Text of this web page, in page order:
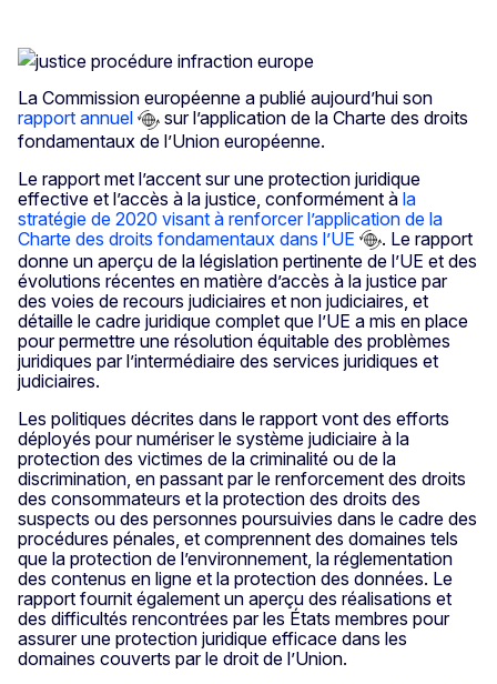
La Commission européenne a publié aujourd’hui son
rapport annuel
sur l’application de la Charte des droits
fondamentaux de l’Union européenne.
Le rapport met l’accent sur une protection juridique
effective et l’accès à la justice, conformément à la
stratégie de 2020 visant à renforcer l’application de la
Charte des droits fondamentaux dans l’UE
. Le rapport
donne un aperçu de la législation pertinente de l’UE et des
évolutions récentes en matière d’accès à la justice par
des voies de recours judiciaires et non judiciaires, et
détaille le cadre juridique complet que l’UE a mis en place
pour permettre une résolution équitable des problèmes
juridiques par l’intermédiaire des services juridiques et
judiciaires.
Les politiques décrites dans le rapport vont des efforts
déployés pour numériser le système judiciaire à la
protection des victimes de la criminalité ou de la
discrimination, en passant par le renforcement des droits
des consommateurs et la protection des droits des
suspects ou des personnes poursuivies dans le cadre des
procédures pénales, et comprennent des domaines tels
que la protection de l’environnement, la réglementation
des contenus en ligne et la protection des données. Le
rapport fournit également un aperçu des réalisations et
des difficultés rencontrées par les États membres pour
assurer une protection juridique efficace dans les
domaines couverts par le droit de l’Union.